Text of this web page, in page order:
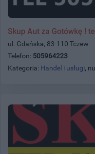
Skup Aut za Gotówkę !
ul. Gdańska, 83-110 Tczew
Telefon: 505964223
Kategoria: Handel i usługi,